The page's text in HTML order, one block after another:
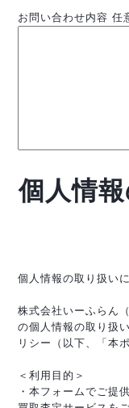
お問い合わせ内容任
個人情
個人情報の取り扱い
株式会社いーふらん
の個人情報の取り扱
リシー（以下、「本
＜利用目的＞
・本フォームでご提